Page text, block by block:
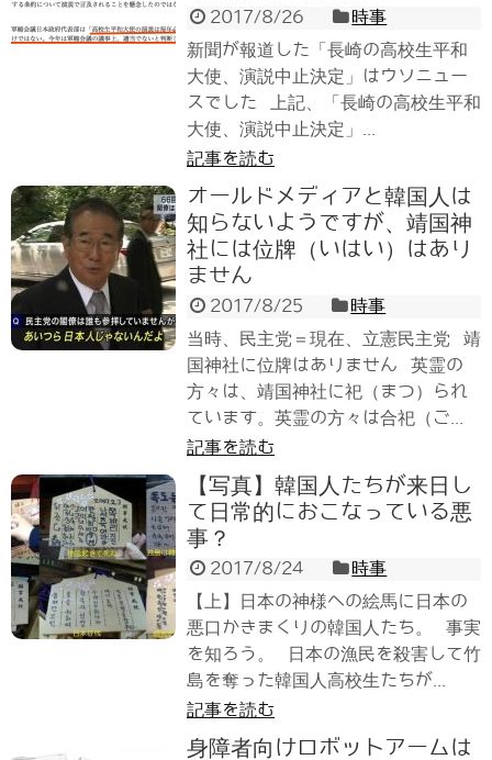
2017/8/26
時事
新聞が報道した「長崎の高校生平和
大使、演説中止決定」はウソニュー
スでした 上記、「長崎の高校生平和
大使、演説中止決定」...
記事を読む
オールドメディアと韓国人は
知らないようですが、靖国神
社には位牌（いはい）はあり
ません
2017/8/25
時事
当時、民主党＝現在、立憲民主党 靖
国神社に位牌はありません 英霊の
方々は、靖国神社に祀（まつ）られ
ています。英霊の方々は合祀（ご...
記事を読む
【写真】韓国人たちが来日し
て日常的におこなっている悪
事？
2017/8/24
時事
【上】日本の神様への絵馬に日本の
悪口かきまくりの韓国人たち。 事実
を知ろう。 日本の漁民を殺害して竹
島を奪った韓国人高校生たちが...
記事を読む
身障者向けロボットアームは